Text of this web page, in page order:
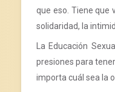
que eso. Tiene que
solidaridad, la
La Educación
presiones para
importa cuál sea la